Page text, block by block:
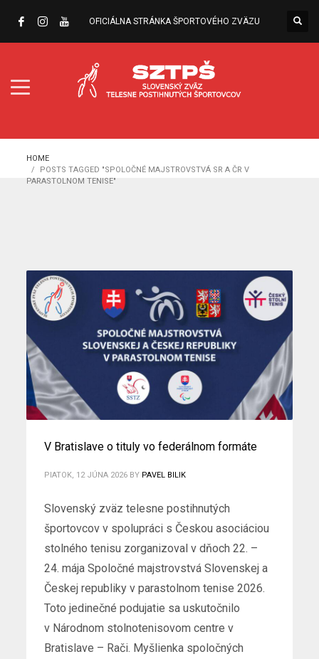
OFICIÁLNA STRÁNKA ŠPORTOVÉHO ZVÄZU
HOME
POSTS TAGGED "SPOLOČNÉ MAJSTROVSTVÁ SR A ČR V
PARASTOLNOM TENISE"
V Bratislave o tituly vo federálnom formáte
PIATOK, 12 JÚNA 2026 BY PAVEL BILIK
Slovenský zväz telesne postihnutých
športovcov v spolupráci s Českou asociáciou
stolného tenisu zorganizoval v dňoch 22. –
24. mája Spoločné majstrovstvá Slovenskej a
Českej republiky v parastolnom tenise 2026.
Toto jedinečné podujatie sa uskutočnilo
v Národnom stolnotenisovom centre v
Bratislave – Rači. Myšlienka spoločných